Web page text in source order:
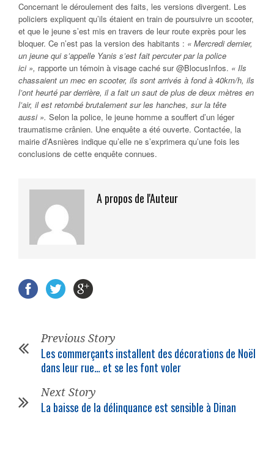
Concernant le déroulement des faits, les versions divergent. Les
policiers expliquent qu’ils étaient en train de poursuivre un scooter,
et que le jeune s’est mis en travers de leur route exprès pour les
bloquer. Ce n’est pas la version des habitants : « Mercredi dernier,
un jeune qui s’appelle Yanis s’est fait percuter par la police
ici », rapporte un témoin à visage caché sur @BlocusInfos. « Ils
chassaient un mec en scooter, ils sont arrivés à fond à 40km/h, ils
l’ont heurté par derrière, il a fait un saut de plus de deux mètres en
l’air, il est retombé brutalement sur les hanches, sur la tête
aussi ». Selon la police, le jeune homme a souffert d’un léger
traumatisme crânien. Une enquête a été ouverte. Contactée, la
mairie d’Asnières indique qu’elle ne s’exprimera qu’une fois les
conclusions de cette enquête connues.
A propos de l'Auteur
Previous Story
Les commerçants installent des décorations de Noël
dans leur rue… et se les font voler
Next Story
La baisse de la délinquance est sensible à Dinan